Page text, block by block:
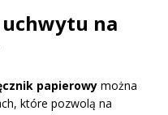
na
papierowy można
które pozwolą na